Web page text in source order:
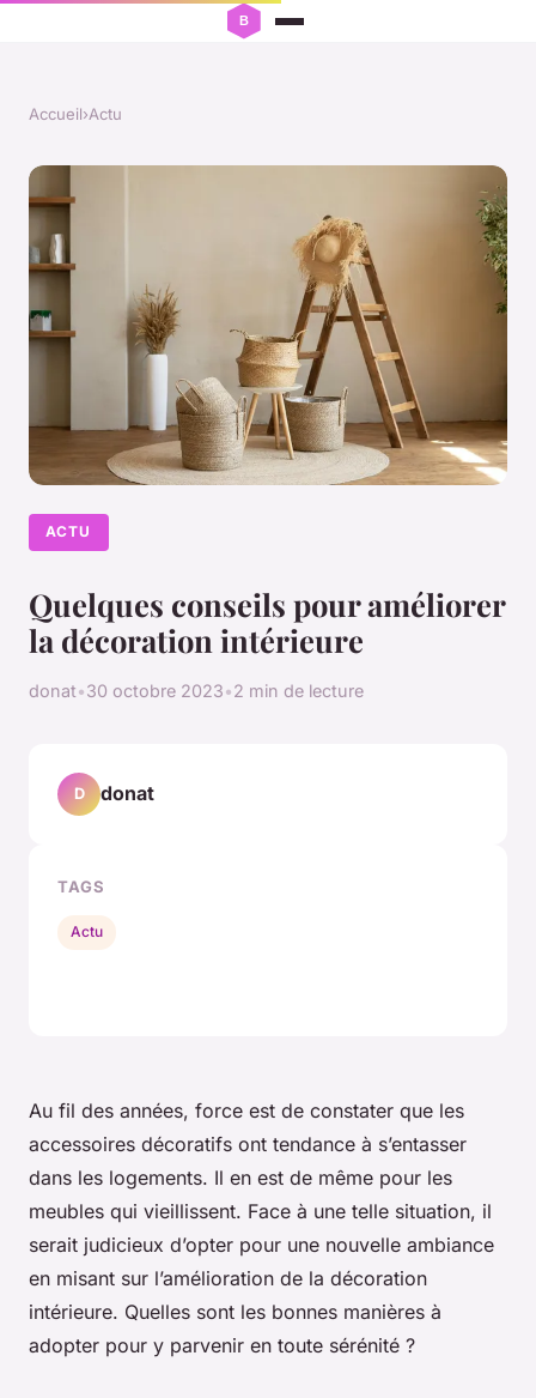
Accueil›Actu
ACTU
Quelques conseils pour améliorer
la décoration intérieure
donat•30 octobre 2023•2 min de lecture
Au fil des années, force est de constater que les
accessoires décoratifs ont tendance à s’entasser
dans les logements. Il en est de même pour les
meubles qui vieillissent. Face à une telle situation, il
serait judicieux d’opter pour une nouvelle ambiance
en misant sur l’amélioration de la décoration
intérieure. Quelles sont les bonnes manières à
adopter pour y parvenir en toute sérénité ?
D donat
TAGS
Actu